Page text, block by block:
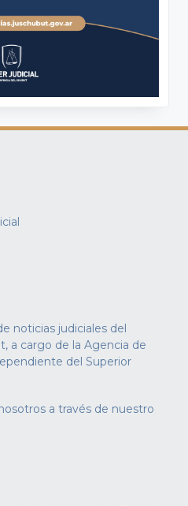
noticias judiciales del
a cargo de la Agencia de
del Superior
a través de nuestro